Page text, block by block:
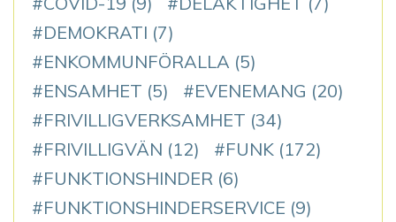
DEMOKRATI (7)
ENKOMMUNFÖRALLA (5)
ENSAMHET (5) EVENEMANG (20)
FRIVILLIGVERKSAMHET (34)
FRIVILLIGVÄN (12) FUNK (172)
FUNKTIONSHINDER (6)
FUNKTIONSHINDERSERVICE (9)